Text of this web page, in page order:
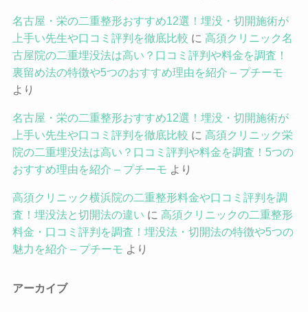
名古屋・栄の二重整形おすすめ12選！埋没・切開施術が
上手い先生や口コミ評判を徹底比較 に 高須クリニック名
古屋院の二重埋没法は高い？口コミ評判や料金を調査！
裏留め法の特徴や5つのおすすめ理由を紹介 – プチーモ
より
名古屋・栄の二重整形おすすめ12選！埋没・切開施術が
上手い先生や口コミ評判を徹底比較 に 高須クリニック栄
院の二重埋没法は高い？口コミ評判や料金を調査！5つの
おすすめ理由を紹介 – プチーモ より
高須クリニック横浜院の二重整形料金や口コミ評判を調
査！埋没法と切開法の違い に 高須クリニックの二重整形
料金・口コミ評判を調査！埋没法・切開法の特徴や5つの
魅力を紹介 – プチーモ より
アーカイブ